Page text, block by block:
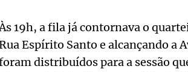
19h, a fila já contornava o
Espírito Santo e alcançando a
distribuídos para a sessão